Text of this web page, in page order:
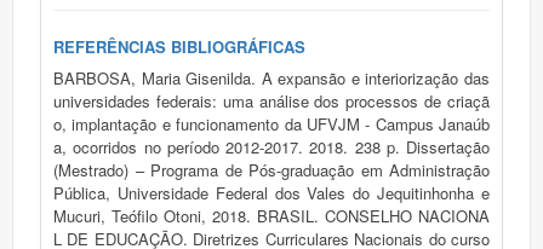
REFERÊNCIAS BIBLIOGRÁFICAS
BARBOSA, Maria Gisenilda. A expansão e interiorização das
universidades federais: uma análise dos processos de criaçã
o, implantação e funcionamento da UFVJM - Campus Janaúb
a, ocorridos no período 2012-2017. 2018. 238 p. Dissertação
(Mestrado) – Programa de Pós-graduação em Administração
Pública, Universidade Federal dos Vales do Jequitinhonha e
Mucuri, Teófilo Otoni, 2018. BRASIL. CONSELHO NACIONA
L DE EDUCAÇÃO. Diretrizes Curriculares Nacionais do curso